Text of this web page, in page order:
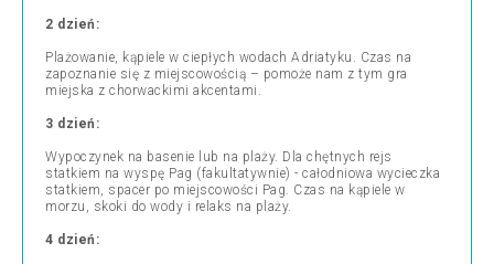
2 dzień:
Plażowanie, kąpiele w ciepłych wodach Adriatyku. Czas na
zapoznanie się z miejscowością – pomoże nam z tym gra
miejska z chorwackimi akcentami.
3 dzień:
Wypoczynek na basenie lub na plaży. Dla chętnych rejs
statkiem na wyspę Pag (fakultatywnie) - całodniowa wycieczka
statkiem, spacer po miejscowości Pag. Czas na kąpiele w
morzu, skoki do wody i relaks na plaży.
4 dzień: